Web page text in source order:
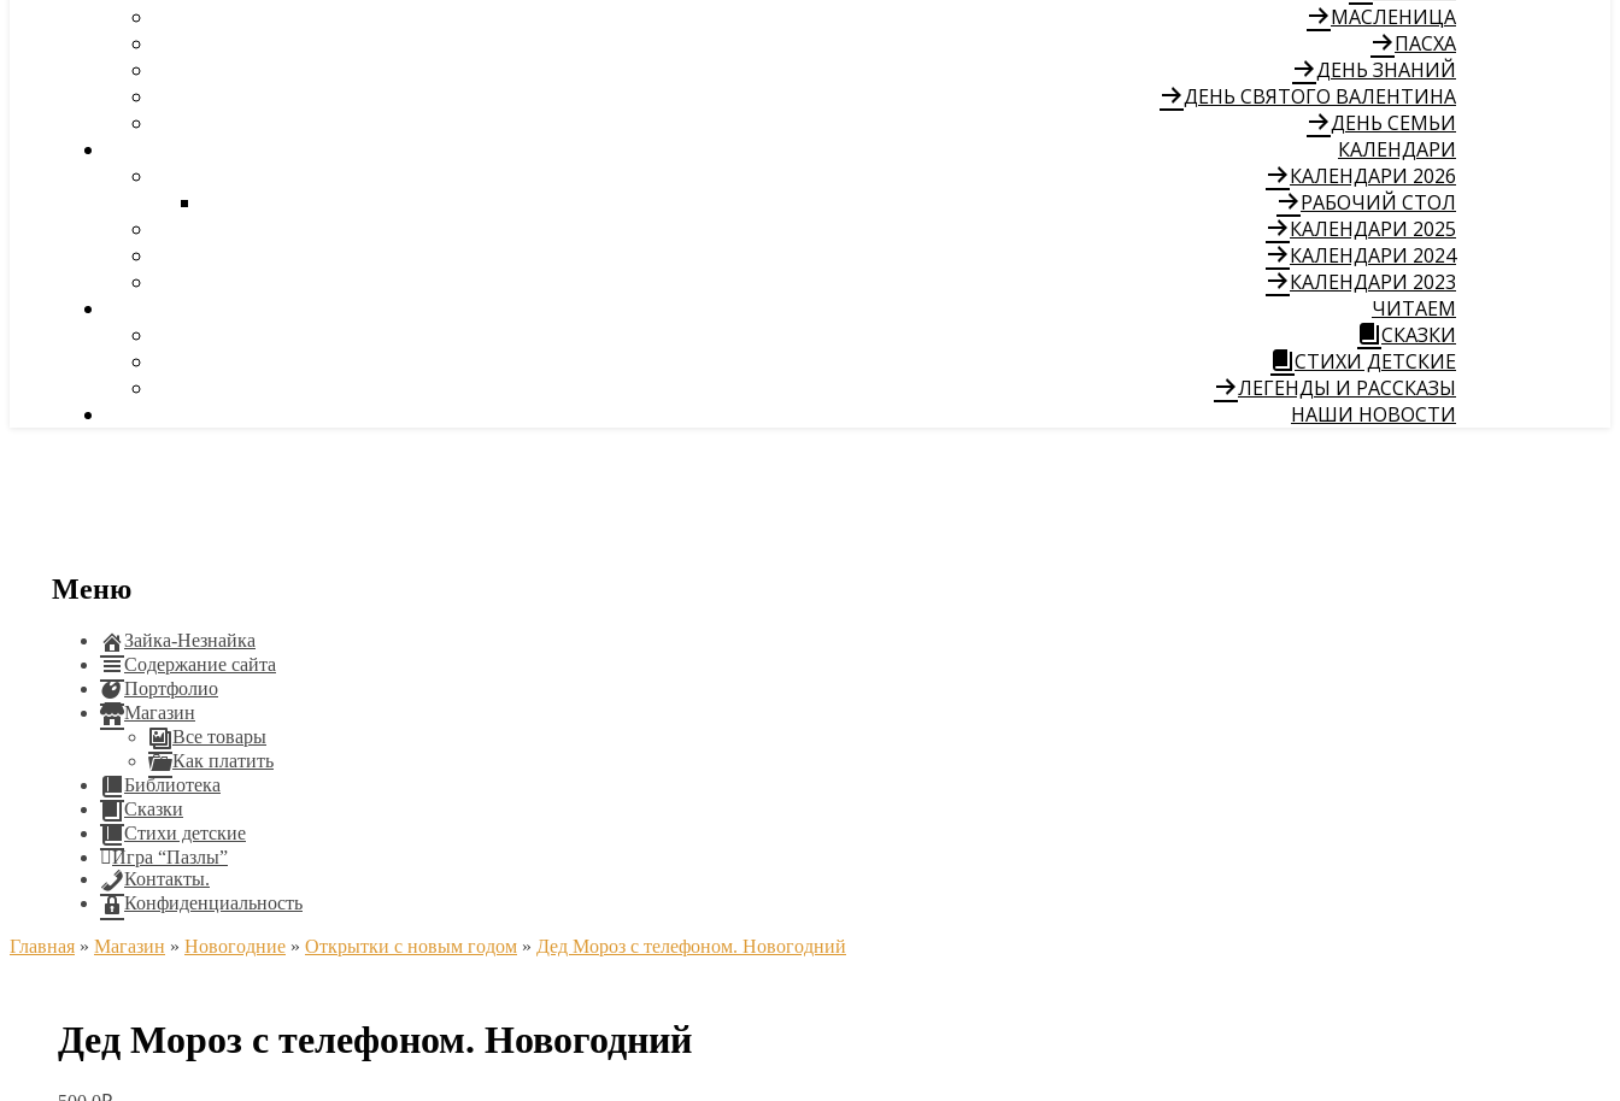
МАСЛЕНИЦА
ПАСХА
ДЕНЬ ЗНАНИЙ
ДЕНЬ СВЯТОГО ВАЛЕНТИНА
ДЕНЬ СЕМЬИ
КАЛЕНДАРИ
КАЛЕНДАРИ 2026
РАБОЧИЙ СТОЛ
КАЛЕНДАРИ 2025
КАЛЕНДАРИ 2024
КАЛЕНДАРИ 2023
ЧИТАЕМ
СКАЗКИ
СТИХИ ДЕТСКИЕ
ЛЕГЕНДЫ И РАССКАЗЫ
НАШИ НОВОСТИ
Меню
Зайка-Незнайка
Содержание сайта
Портфолио
Магазин
Все товары
Как платить
Библиотека
Сказки
Стихи детские
Игра “Пазлы”
Контакты.
Конфиденциальность
Главная » Магазин » Новогодние » Открытки с новым годом » Дед Мороз с телефоном. Новогодний
Дед Мороз с телефоном. Новогодний